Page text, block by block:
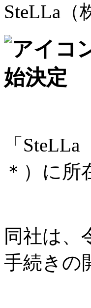
SteLLa（
始決定
「
＊）に
同社は、
手続きの